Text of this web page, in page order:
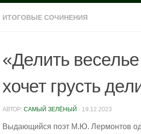
ИТОГОВЫЕ СОЧИНЕНИЯ
«Делить
хочет грусть
АВТОР: САМЫЙ ЗЕЛЁНЫЙ · 19.12.2023
Выдающийся поэт М.Ю. Лермонтов